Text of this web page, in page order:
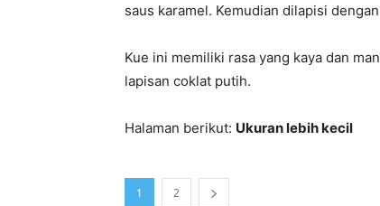
saus karamel. Kemudian dilapisi
Kue ini memiliki rasa yang kaya dan
lapisan coklat putih.
Halaman berikut: Ukuran lebih kecil
1 2